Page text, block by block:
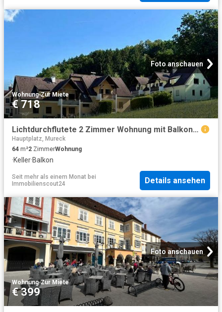
Foto anschauen
Wohnung·Zur Miete
€ 718
Lichtdurchflutete 2 Zimmer Wohnung mit Balkon und Carportparkplatz geförderte Miete ODER geförderte Miete mit Kaufoption 2 Zimmer
Hauptplatz, Mureck
64 m²2 ZimmerWohnung
·Keller·Balkon
Seit mehr als einem Monat bei
Immobilienscout24
Details ansehen
Foto anschauen
Wohnung·Zur Miete
€ 399